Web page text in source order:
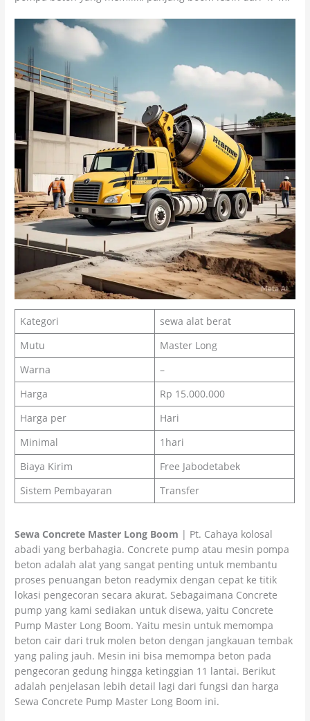
Kategori
sewa alat berat
Mutu
Master Long
Warna
–
Harga
Rp 15.000.000
Harga per
Hari
Minimal
1hari
Biaya Kirim
Free Jabodetabek
Sistem Pembayaran
Transfer
Sewa Concrete Master Long Boom | Pt. Cahaya kolosal
abadi yang berbahagia. Concrete pump atau mesin pompa
beton adalah alat yang sangat penting untuk membantu
proses penuangan beton readymix dengan cepat ke titik
lokasi pengecoran secara akurat. Sebagaimana Concrete
pump yang kami sediakan untuk disewa, yaitu Concrete
Pump Master Long Boom. Yaitu mesin untuk memompa
beton cair dari truk molen beton dengan jangkauan tembak
yang paling jauh. Mesin ini bisa memompa beton pada
pengecoran gedung hingga ketinggian 11 lantai. Berikut
adalah penjelasan lebih detail lagi dari fungsi dan harga
Sewa Concrete Pump Master Long Boom ini.